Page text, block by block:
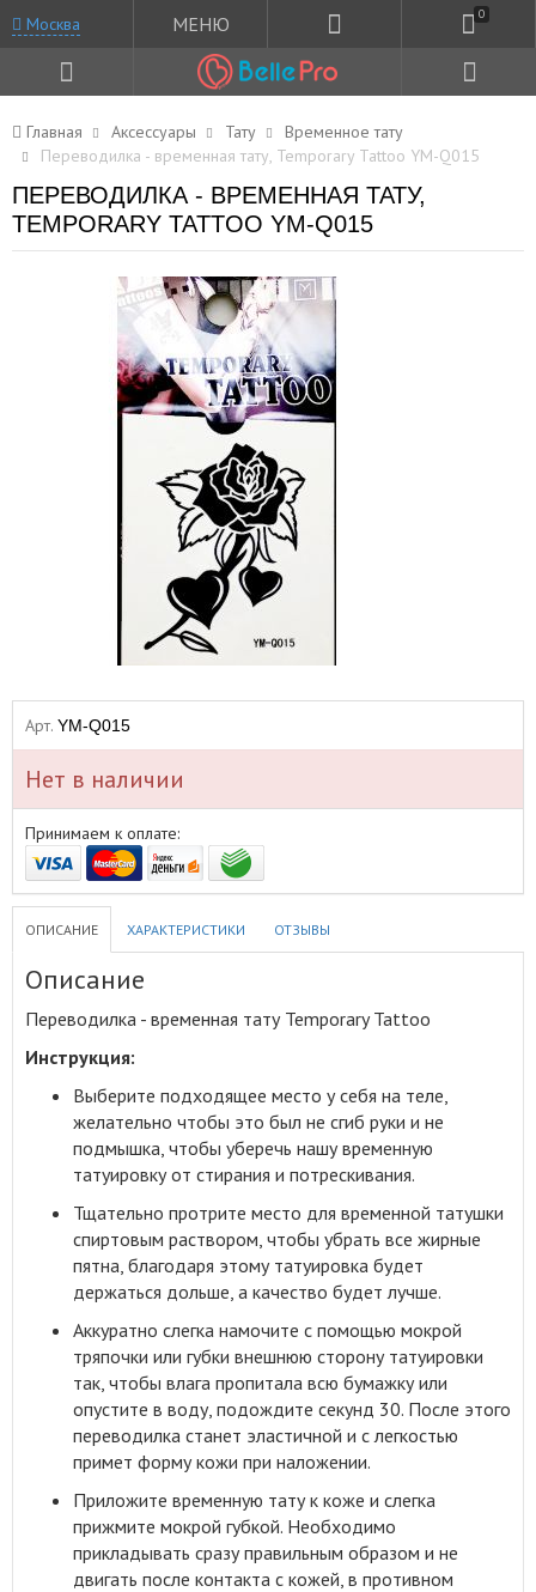
Москва МЕНЮ 0
Главная Аксессуары Тату
Временное тату
Переводилка - временная тату, Temporary Tattoo YM-Q015
ПЕРЕВОДИЛКА - ВРЕМЕННАЯ ТАТУ,
TEMPORARY TATTOO YM-Q015
Арт. YM-Q015
Нет в наличии
Принимаем к оплате:
ОПИСАНИЕ ХАРАКТЕРИСТИКИ ОТЗЫВЫ
Описание
Переводилка - временная тату Temporary Tattoo
Инструкция:
Выберите подходящее место у себя на теле,
желательно чтобы это был не сгиб руки и не
подмышка, чтобы уберечь нашу временную
татуировку от стирания и потрескивания.
Тщательно протрите место для временной татушки
спиртовым раствором, чтобы убрать все жирные
пятна, благодаря этому татуировка будет
держаться дольше, а качество будет лучше.
Аккуратно слегка намочите с помощью мокрой
тряпочки или губки внешнюю сторону татуировки
так, чтобы влага пропитала всю бумажку или
опустите в воду, подождите секунд 30. После этого
переводилка станет эластичной и с легкостью
примет форму кожи при наложении.
Приложите временную тату к коже и слегка
прижмите мокрой губкой. Необходимо
прикладывать сразу правильным образом и не
двигать после контакта с кожей, в противном